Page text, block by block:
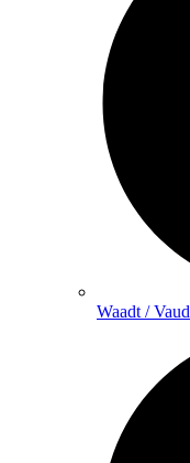
Waadt / Vaud